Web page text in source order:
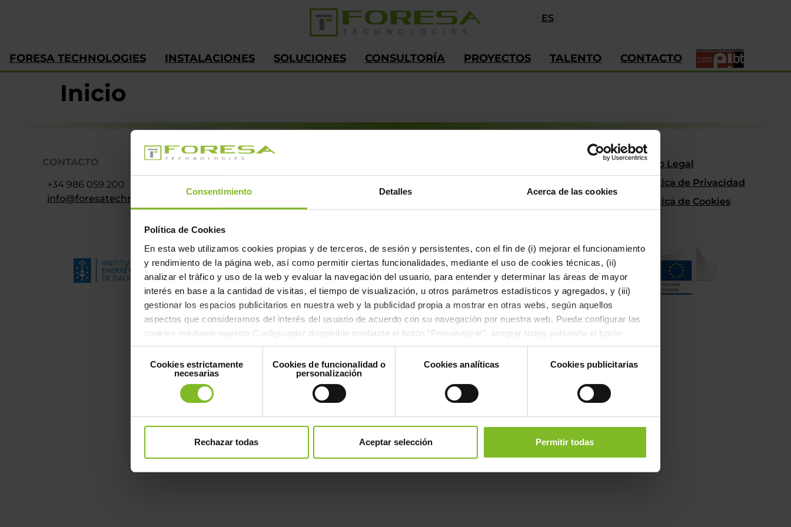
Consentimiento Detalles Acerca de las cookies
Política de Cookies
En esta web utilizamos cookies propias y de terceros, de sesión y persistentes, con el fin de (i) mejorar el funcionamiento
y rendimiento de la página web, así como permitir ciertas funcionalidades, mediante el uso de cookies técnicas, (ii)
analizar el tráfico y uso de la web y evaluar la navegación del usuario, para entender y determinar las áreas de mayor
interés en base a la cantidad de visitas, el tiempo de visualización, u otros parámetros estadísticos y agregados, y (iii)
gestionar los espacios publicitarios en nuestra web y la publicidad propia a mostrar en otras webs, según aquellos
aspectos que consideramos del interés del usuario de acuerdo con su navegación por nuestra web. Puede configurar las
cookies mediante nuestro Configurador disponible mediante el botón “Personalizar”, aceptar todas pulsando el botón
“Aceptar” o bien, rechazar todas excepto las necesarias para el correcto funcionamiento de la web en el botón "Rechazar
Todas"
Cookies estrictamente
necesarias
Cookies de funcionalidad o
personalización
Cookies analíticas Cookies publicitarias
Rechazar todas Aceptar selección Permitir todas
ES
FORESA TECHNOLOGIES INSTALACIONES SOLUCIONES CONSULTORÍA PROYECTOS TALENTO CONTACTO
Inicio
CONTACTO
+34 986 059 200
info@foresatechnologies.com
Caldas de Reis, Pontevedra, 36650
España
Aviso Legal
Política de Privacidad
Política de Cookies